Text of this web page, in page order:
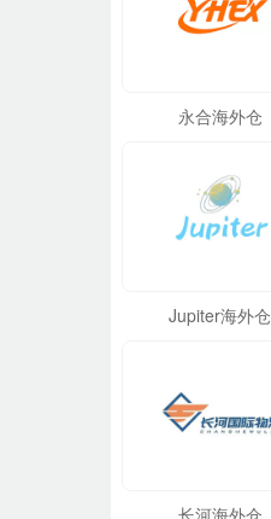
永合海外仓
Jupiter海外仓
长河海外仓